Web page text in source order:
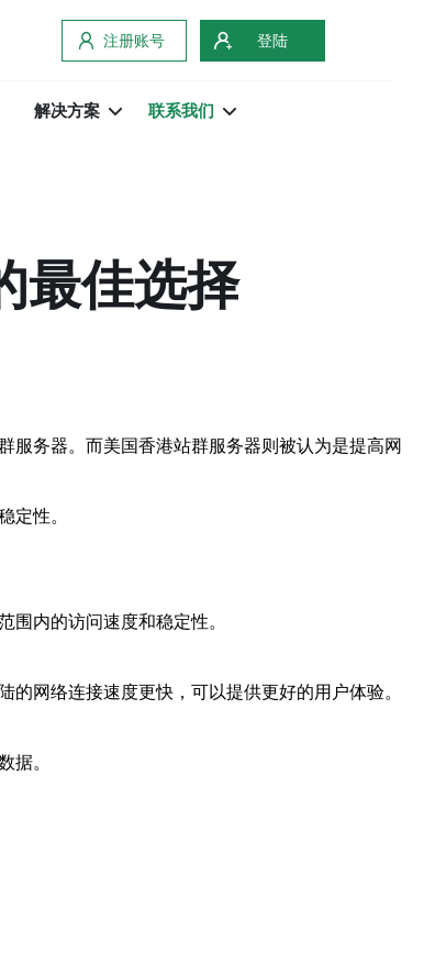
注册账号 登陆
解决方案 联系我们
最佳选择
服务器。而美国香港站群服务器则被认为是提高网
定性。
内的访问速度和稳定性。
网络连接速度更快，可以提供更好的用户体验。
据。